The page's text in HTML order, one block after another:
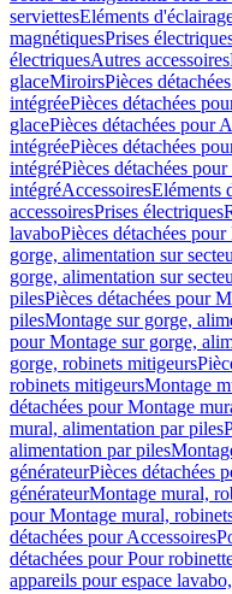
serviettesEléments
magnétiquesPrises
électriquesAutres accessoires
glaceMiroirsPièces
intégréePièces détachées
glacePièces détachées pour
intégréePièces détachées
intégréPièces détachées
intégréAccessoiresEléments
accessoiresPrises électriques
lavaboPièces détachées
gorge, alimentation sur
gorge, alimentation sur
pilesPièces détachées pour
pilesMontage sur gorge,
pour Montage sur gorge,
gorge, robinets mitigeurs
robinets mitigeursMontage
détachées pour Montage
mural, alimentation par piles
alimentation par piles
générateurPièces détachées
générateurMontage mural,
pour Montage mural,
détachées pour Accessoires
détachées pour Pour
appareils pour espace